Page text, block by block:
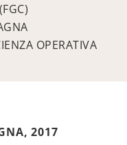
OPERATIVA
2017